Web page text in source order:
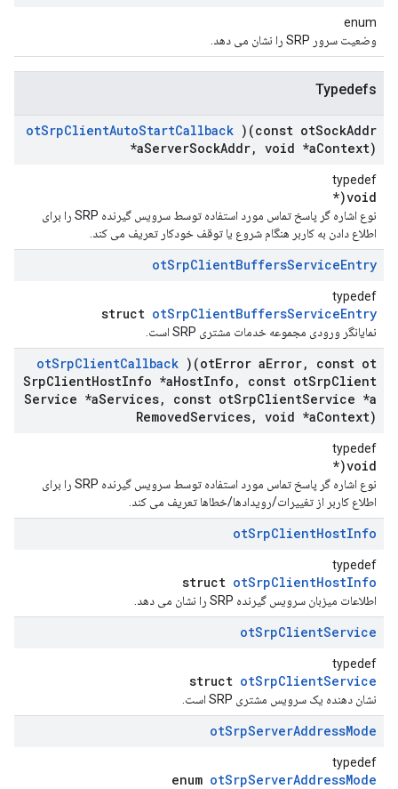
enum
وضعیت سرور SRP را نشان می دهد.
Typedefs
otSrpClientAutoStartCallback )(const otSockAddr
*aServerSockAddr, void *aContext)
typedef
void(*
نوع اشاره گر پاسخ تماس مورد استفاده توسط سرویس گیرنده SRP را برای
اطلاع دادن به کاربر هنگام شروع یا توقف خودکار تعریف می کند.
otSrpClientBuffersServiceEntry
typedef
struct otSrpClientBuffersServiceEntry
نمایانگر ورودی مجموعه خدمات مشتری SRP است.
otSrpClientCallback )(otError aError,
const ot
SrpClientHostInfo *aHostInfo , const otSrpClient
Service *aServices, const otSrpClientService *a
RemovedServices, void *aContext)
typedef
void(*
نوع اشاره گر پاسخ تماس مورد استفاده توسط سرویس گیرنده SRP را برای
اطلاع کاربر از تغییرات/رویدادها/خطاها تعریف می کند.
otSrpClientHostInfo
typedef
struct otSrpClientHostInfo
اطلاعات میزبان سرویس گیرنده SRP را نشان می دهد.
otSrpClientService
typedef
struct otSrpClientService
نشان دهنده یک سرویس مشتری SRP است.
otSrpServerAddressMode
typedef
enum otSrpServerAddressMode